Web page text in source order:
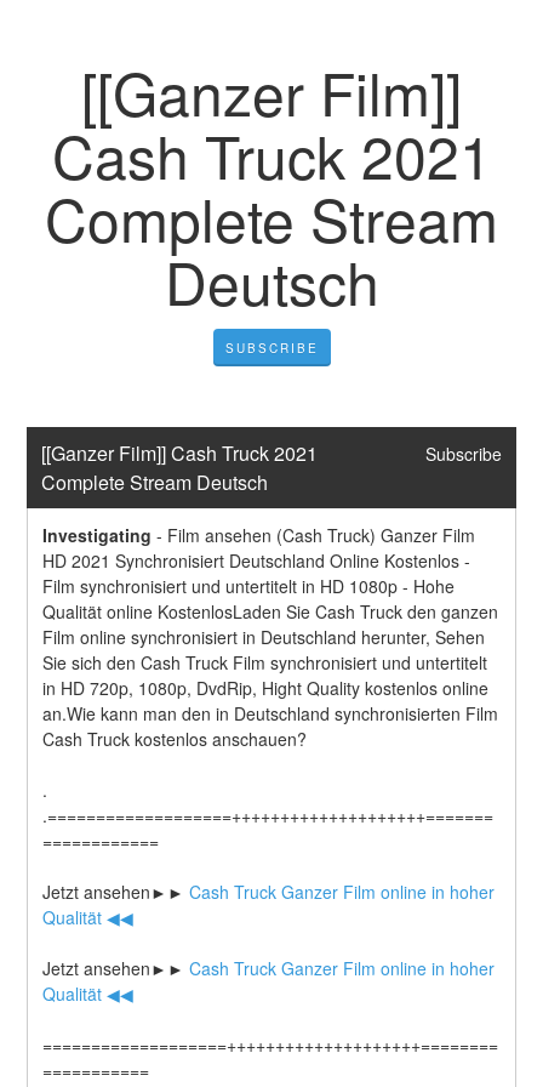
[[Ganzer Film]]
Cash Truck 2021
Complete Stream
Deutsch
SUBSCRIBE
[[Ganzer Film]] Cash Truck 2021
Complete Stream Deutsch
Subscribe
Investigating - Film ansehen (Cash Truck) Ganzer Film
HD 2021 Synchronisiert Deutschland Online Kostenlos -
Film synchronisiert und untertitelt in HD 1080p - Hohe
Qualität online KostenlosLaden Sie Cash Truck den ganzen
Film online synchronisiert in Deutschland herunter, Sehen
Sie sich den Cash Truck Film synchronisiert und untertitelt
in HD 720p, 1080p, DvdRip, Hight Quality kostenlos online
an.Wie kann man den in Deutschland synchronisierten Film
Cash Truck kostenlos anschauen?
.
.===================++++++++++++++++++++=======
============
Jetzt ansehen►► Cash Truck Ganzer Film online in hoher
Qualität ◀◀
Jetzt ansehen►► Cash Truck Ganzer Film online in hoher
Qualität ◀◀
===================++++++++++++++++++++========
===========